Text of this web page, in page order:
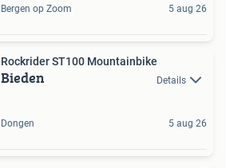
Bergen op Zoom 5 aug 26
Rockrider ST100 Mountainbike
Bieden Details
Dongen 5 aug 26